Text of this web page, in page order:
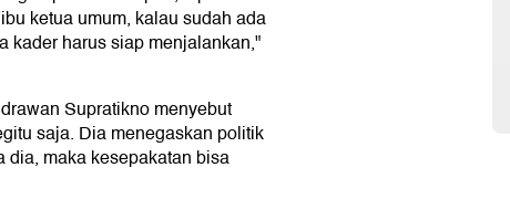
ketua umum, kalau sudah ada
kader harus siap menjalankan,"
Supratikno menyebut
saja. Dia menegaskan politik
dia, maka kesepakatan bisa